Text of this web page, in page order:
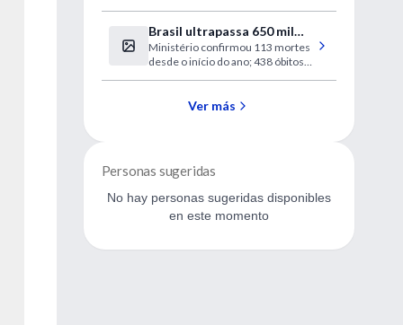
Brasil ultrapassa 650 mil
casos de dengue
Ministério confirmou 113 mortes
desde o início do ano; 438 óbitos
Ver más
Personas sugeridas
No hay personas sugeridas disponibles
en este momento